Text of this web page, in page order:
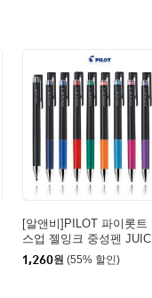
[알앤비]PILOT 파이롯트
스업 젤잉크 중성펜
P LJP-20S
1,260원 (55% 할인)